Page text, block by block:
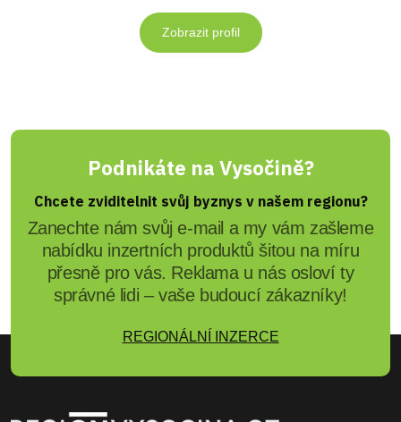
Zobrazit profil
Podnikáte na Vysočině?
Chcete zviditelnit svůj byznys v našem regionu?
Zanechte nám svůj e-mail a my vám zašleme
nabídku inzertních produktů šitou na míru
přesně pro vás. Reklama u nás osloví ty
správné lidi – vaše budoucí zákazníky!
REGIONÁLNÍ INZERCE